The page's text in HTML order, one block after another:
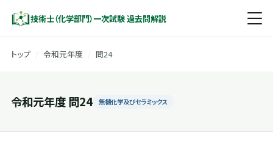
技術士（化学部門）一次試験 過去問解説
トップ 令和元年度 問24
令和元年度 問24 無機化学及びセラミックス